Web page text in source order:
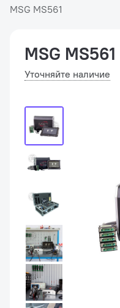
MSG MS561
MSG MS561
Уточняйте наличие